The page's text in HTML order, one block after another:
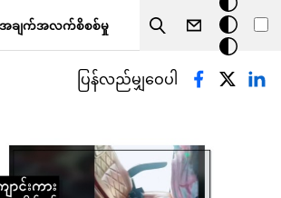
ချက်အလက်စိစစ်မှု
Search
မှောင်
မုဒ်
ပြန်လည်မျှဝေပါ